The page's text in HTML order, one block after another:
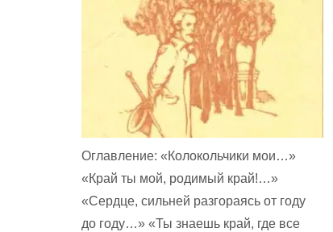
Оглавление: «Колокольчики мои…»
«Край ты мой, родимый край!…»
«Сердце, сильней разгораясь от году
до году…» «Ты знаешь край, где все